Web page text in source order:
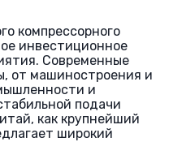
компрессорного
инвестиционное
Современные
от машиностроения и
и
подачи
как крупнейший
широкий